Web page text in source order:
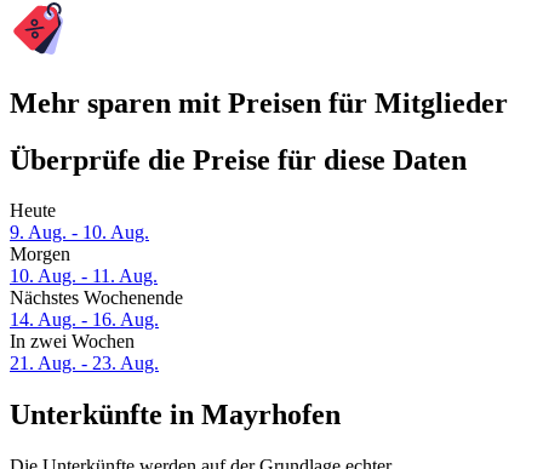
Mehr sparen mit Preisen für Mitglieder
Überprüfe die Preise für diese Daten
Heute
9. Aug. - 10. Aug.
Morgen
10. Aug. - 11. Aug.
Nächstes Wochenende
14. Aug. - 16. Aug.
In zwei Wochen
21. Aug. - 23. Aug.
Unterkünfte in Mayrhofen